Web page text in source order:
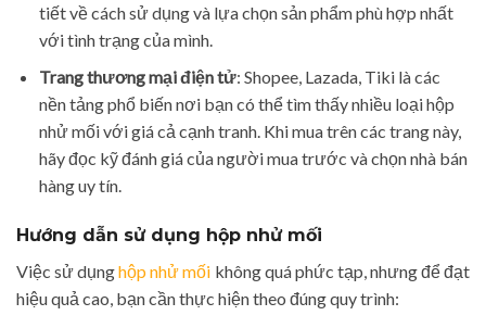
tiết về cách sử dụng và lựa chọn sản phẩm phù hợp nhất
với tình trạng của mình.
Trang thương mại điện tử: Shopee, Lazada, Tiki là các
nền tảng phổ biến nơi bạn có thể tìm thấy nhiều loại hộp
nhử mối với giá cả cạnh tranh. Khi mua trên các trang này,
hãy đọc kỹ đánh giá của người mua trước và chọn nhà bán
hàng uy tín.
Hướng dẫn sử dụng hộp nhử mối
Việc sử dụnghộp nhử mối không quá phức tạp, nhưng để đạt
hiệu quả cao, bạn cần thực hiện theo đúng quy trình: